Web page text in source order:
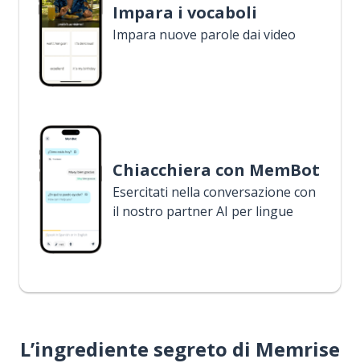
Impara i vocaboli
Impara nuove parole dai video
Chiacchiera con MemBot
Esercitati nella conversazione con
il nostro partner AI per lingue
L’ingrediente segreto di Memrise